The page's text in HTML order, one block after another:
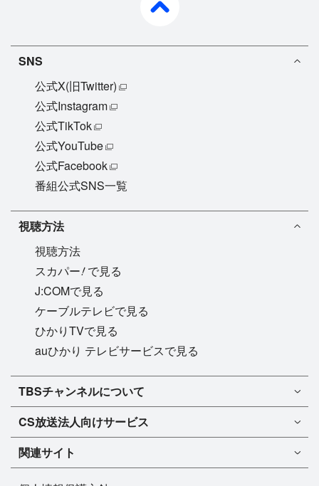
SNS
公式X(旧Twitter)
公式Instagram
公式TikTok
公式YouTube
公式Facebook
番組公式SNS一覧
視聴方法
視聴方法
スカパー!で見る
J:COMで見る
ケーブルテレビで見る
ひかりTVで見る
auひかり テレビサービスで見る
TBSチャンネル1
TBSチャンネル2
マンスリーガイド［PDF］
TBSチャンネルについて
TBSチャンネルについて
FAQ・よくあるご質問
インフォメーション
CS放送法人向けサービス
法人向けサービスについて
TBSチャンネル1
TBSチャンネル2
ドラマ
バラエティ
関連サイト